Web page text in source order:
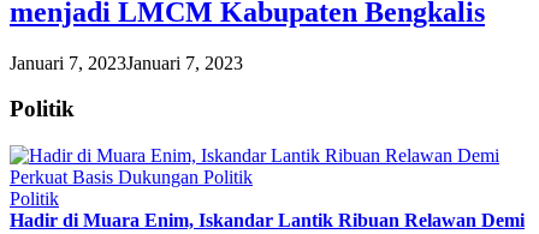
menjadi LMCM Kabupaten Bengkalis
Januari 7, 2023Januari 7, 2023
Politik
Politik
Hadir di Muara Enim, Iskandar Lantik Ribuan Relawan Demi